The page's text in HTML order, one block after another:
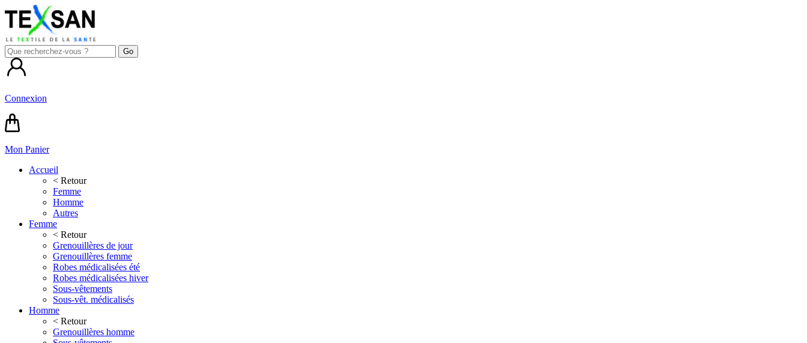
Connexion
Mon Panier
Accueil
< Retour
Femme
Homme
Autres
Femme
< Retour
Grenouillères de jour
Grenouillères femme
Robes médicalisées été
Robes médicalisées hiver
Sous-vêtements
Sous-vêt. médicalisés
Homme
< Retour
Grenouillères homme